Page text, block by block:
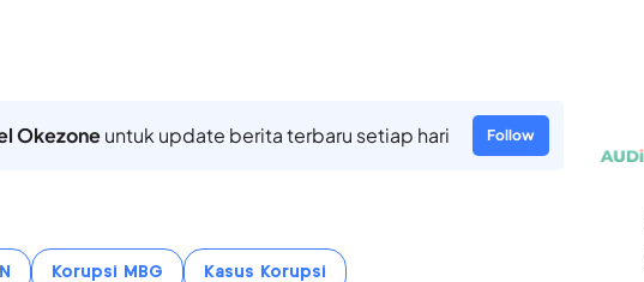
Okezoneuntuk update berita terbaru setiap hari Follow
Korupsi MBG Kasus Korupsi